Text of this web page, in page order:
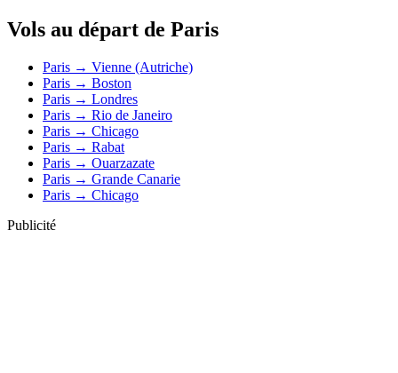
Vols au départ de Paris
Paris → Vienne (Autriche)
Paris → Boston
Paris → Londres
Paris → Rio de Janeiro
Paris → Chicago
Paris → Rabat
Paris → Ouarzazate
Paris → Grande Canarie
Paris → Chicago
Publicité